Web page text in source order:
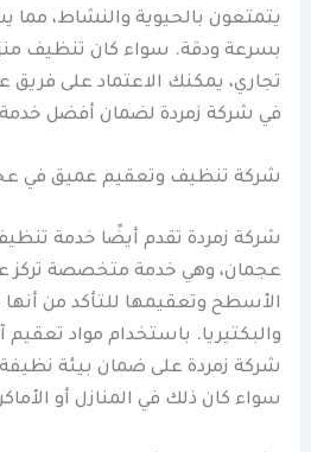
يتمتعون بالحيوية والنشاط، مما
بسرعة ودقة. سواء كان تنظيف
تجاري، يمكنك الاعتماد على
في شركة زمردة لضمان أفضل
شركة تنظيف وتعقيم عميق في
شركة زمردة تقدم أيضًا خدمة
عجمان، وهي خدمة متخصصة تركز
الأسطح وتعقيمها للتأكد من أنها
والبكتيريا. باستخدام مواد تعقيم
شركة زمردة على ضمان بيئة
سواء كان ذلك في المنازل أو